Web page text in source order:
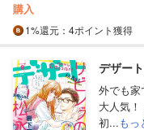
購入
1%還元 ：4ポイント獲得
デザー
外でも家
大人気
初...もっ